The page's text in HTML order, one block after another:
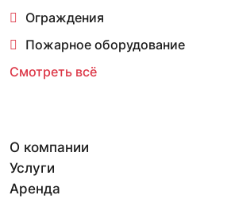
Ограждения
Пожарное оборудование
Смотреть всё
О компании
Услуги
Аренда